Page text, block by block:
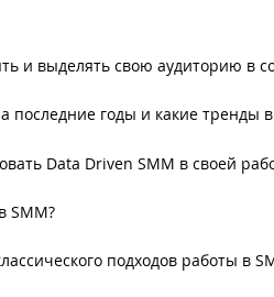
и выделять свою аудиторию в
последние годы и какие тренды в
Data Driven SMM в своей
SMM?
подходов работы в